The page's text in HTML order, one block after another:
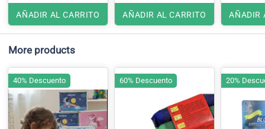
AÑADIR AL CARRITO AÑADIR AL CARRITO AÑADIR
More products
40% Descuento 60% Descuento 20%